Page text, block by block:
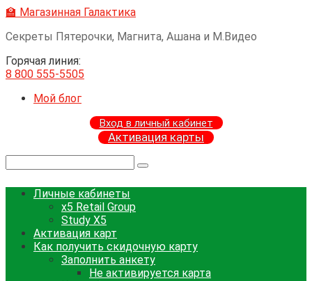
Перейти
контенту
🏫 Магазинная Галактика
Секреты Пятерочки, Магнита, Ашана и М.Видео
Горячая линия:
8 800 555-5505
Мой блог
Вход в личный кабинет
Активация карты
Личные кабинеты
x5 Retail Group
Study X5
Активация карт
Как получить скидочную карту
Заполнить анкету
Не активируется карта